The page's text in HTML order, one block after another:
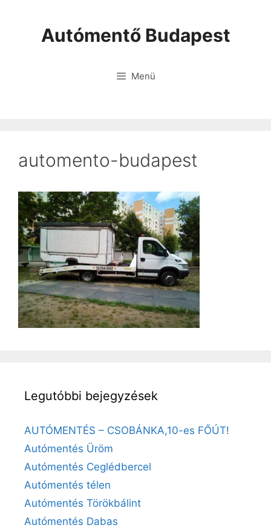
Autómentő Budapest
Menü
automento-budapest
Legutóbbi bejegyzések
AUTÓMENTÉS – CSOBÁNKA,10-es FŐÚT!
Autómentés Üröm
Autómentés Ceglédbercel
Autómentés télen
Autómentés Törökbálint
Autómentés Dabas